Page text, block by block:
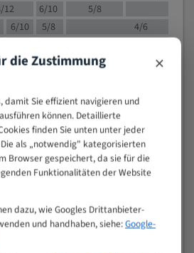
12 6/10 5/8
6/10 5/8
4/6
6/10
4/5
4/5
pro
)
die Zustimmung ×
damit Sie effizient navigieren und
können. Detaillierte
finden Sie unten unter jeder
als „notwendig" kategorisierten
Browser gespeichert, da sie für die
Funktionalitäten der Website
dazu, wie Googles Drittanbieter-
und handhaben, siehe:Google-